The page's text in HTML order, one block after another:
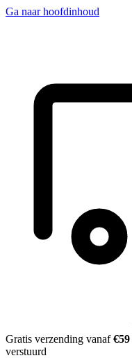
Ga naar hoofdinhoud
Gratis verzending vanaf€59
verstuurd